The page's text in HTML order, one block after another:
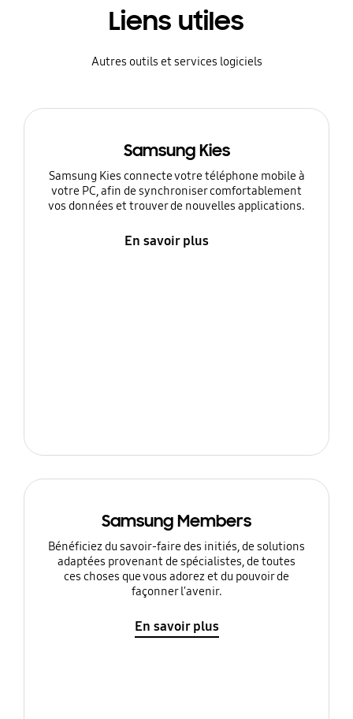
Liens utiles
Autres outils et services logiciels
Samsung Kies
Samsung Kies connecte votre téléphone mobile à
votre PC, afin de synchroniser comfortablement
vos données et trouver de nouvelles applications.
En savoir plus
Samsung Members
Bénéficiez du savoir-faire des initiés, de solutions
adaptées provenant de spécialistes, de toutes
ces choses que vous adorez et du pouvoir de
façonner l'avenir.
En savoir plus